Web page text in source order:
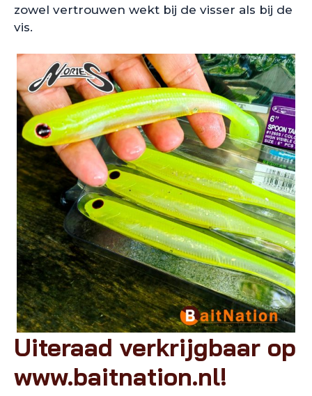
zowel vertrouwen wekt bij de visser als bij de
vis.
Uiteraad verkrijgbaar op
www.baitnation.nl!